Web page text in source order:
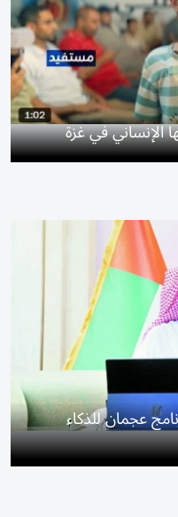
عجمان للذكاء